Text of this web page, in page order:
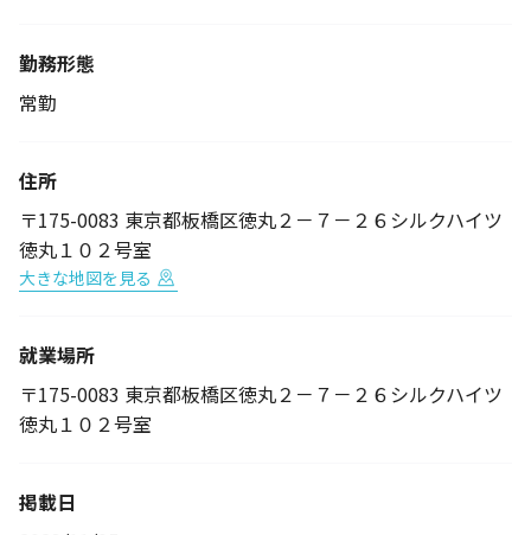
勤務形態
常勤
住所
〒175-0083 東京都板橋区徳丸２－７－２６シルクハイツ
徳丸１０２号室
大きな地図を見る
就業場所
〒175-0083 東京都板橋区徳丸２－７－２６シルクハイツ
徳丸１０２号室
掲載日